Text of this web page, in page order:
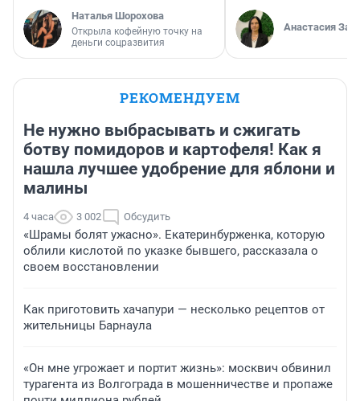
Наталья Шорохова
Открыла кофейную точку на
деньги соцразвития
Анастасия
РЕКОМЕНДУЕМ
Не нужно выбрасывать и сжигать
ботву помидоров и картофеля! Как я
нашла лучшее удобрение для яблони и
малины
4 часа 3 002 Обсудить
«Шрамы болят ужасно». Екатеринбурженка, которую
облили кислотой по указке бывшего, рассказала о
своем восстановлении
Как приготовить хачапури — несколько рецептов от
жительницы Барнаула
«Он мне угрожает и портит жизнь»: москвич обвинил
турагента из Волгограда в мошенничестве и пропаже